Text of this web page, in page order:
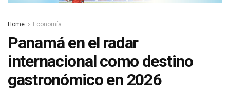
Home Economía
Panamá en el radar
internacional como destino
gastronómico en 2026